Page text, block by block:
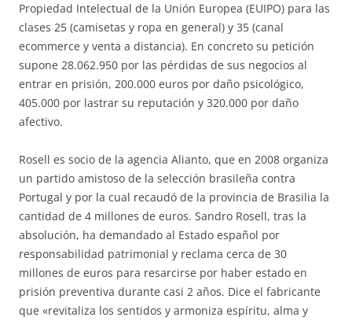
Propiedad Intelectual de la Unión Europea (EUIPO) para las
clases 25 (camisetas y ropa en general) y 35 (canal
ecommerce y venta a distancia). En concreto su petición
supone 28.062.950 por las pérdidas de sus negocios al
entrar en prisión, 200.000 euros por daño psicológico,
405.000 por lastrar su reputación y 320.000 por daño
afectivo.
Rosell es socio de la agencia Alianto, que en 2008 organiza
un partido amistoso de la selección brasileña contra
Portugal y por la cual recaudó de la provincia de Brasilia la
cantidad de 4 millones de euros. Sandro Rosell, tras la
absolución, ha demandado al Estado español por
responsabilidad patrimonial y reclama cerca de 30
millones de euros para resarcirse por haber estado en
prisión preventiva durante casi 2 años. Dice el fabricante
que «revitaliza los sentidos y armoniza espíritu, alma y